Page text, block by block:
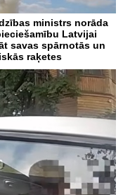
ministrs norāda
Latvijai
savas spārnotās un
raķetes